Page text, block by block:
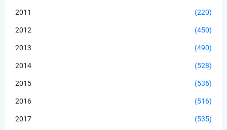
2011 (220)
2012 (450)
2013 (490)
2014 (528)
2015 (536)
2016 (516)
2017 (535)